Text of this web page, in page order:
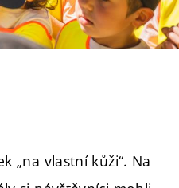
„na vlastní kůži“. Na